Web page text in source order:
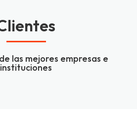
las mejores empresas e
instituciones